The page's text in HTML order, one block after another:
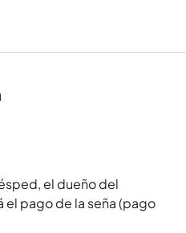
el dueño del
el pago de la seña (pago